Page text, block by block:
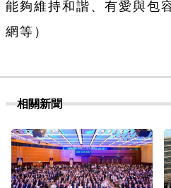
能夠維持和諧、有愛與包
網等）
相關新聞